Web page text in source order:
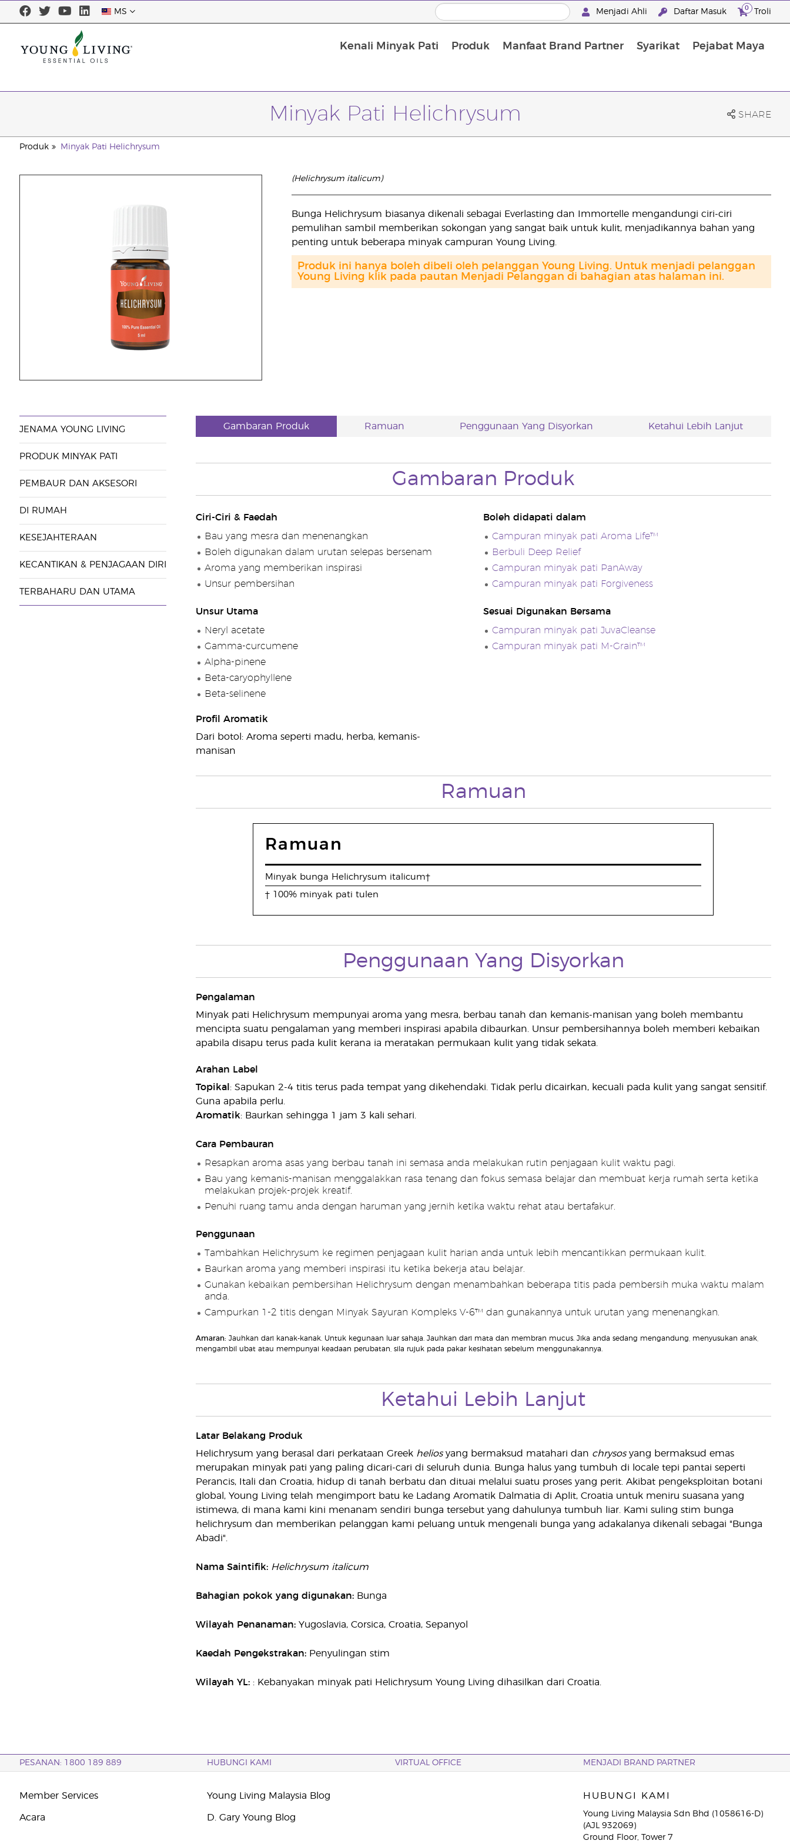
MS Menjadi Ahli Daftar Masuk 0 Troli
Kenali Minyak Pati Produk Manfaat Brand Partner Syarikat Pejabat Maya
Minyak Pati Helichrysum SHARE
Produk Minyak Pati Helichrysum
(Helichrysum italicum)
Bunga Helichrysum biasanya dikenali sebagai Everlasting dan Immortelle mengandungi ciri-ciri
pemulihan sambil memberikan sokongan yang sangat baik untuk kulit, menjadikannya bahan yang
penting untuk beberapa minyak campuran Young Living.
Produk ini hanya boleh dibeli oleh pelanggan Young Living. Untuk menjadi pelanggan
Young Living klik pada pautan Menjadi Pelanggan di bahagian atas halaman ini.
JENAMA YOUNG LIVING
PRODUK MINYAK PATI
PEMBAUR DAN AKSESORI
DI RUMAH
KESEJAHTERAAN
KECANTIKAN & PENJAGAAN DIRI
TERBAHARU DAN UTAMA
Gambaran Produk Ramuan Penggunaan Yang Disyorkan Ketahui Lebih Lanjut
Gambaran Produk
Ciri-Ciri & Faedah
Bau yang mesra dan menenangkan
Boleh digunakan dalam urutan selepas bersenam
Aroma yang memberikan inspirasi
Unsur pembersihan
Unsur Utama
Neryl acetate
Gamma-curcumene
Alpha-pinene
Beta-caryophyllene
Beta-selinene
Profil Aromatik
Dari botol: Aroma seperti madu, herba, kemanis-
manisan
Boleh didapati dalam
Campuran minyak pati Aroma Life™
Berbuli Deep Relief
Campuran minyak pati PanAway
Campuran minyak pati Forgiveness
Sesuai Digunakan Bersama
Campuran minyak pati JuvaCleanse
Campuran minyak pati M-Grain™
Ramuan
Ramuan
Minyak bunga Helichrysum italicum†
† 100% minyak pati tulen
Penggunaan Yang Disyorkan
Pengalaman
Minyak pati Helichrysum mempunyai aroma yang mesra, berbau tanah dan kemanis-manisan yang boleh membantu
mencipta suatu pengalaman yang memberi inspirasi apabila dibaurkan. Unsur pembersihannya boleh memberi kebaikan
apabila disapu terus pada kulit kerana ia meratakan permukaan kulit yang tidak sekata.
Arahan Label
Topikal : Sapukan 2-4 titis terus pada tempat yang dikehendaki. Tidak perlu dicairkan, kecuali pada kulit yang sangat sensitif.
Guna apabila perlu.
Aromatik: Baurkan sehingga 1 jam 3 kali sehari.
Cara Pembauran
Resapkan aroma asas yang berbau tanah ini semasa anda melakukan rutin penjagaan kulit waktu pagi.
Bau yang kemanis-manisan menggalakkan rasa tenang dan fokus semasa belajar dan membuat kerja rumah serta ketika
melakukan projek-projek kreatif.
Penuhi ruang tamu anda dengan haruman yang jernih ketika waktu rehat atau bertafakur.
Penggunaan
Tambahkan Helichrysum ke regimen penjagaan kulit harian anda untuk lebih mencantikkan permukaan kulit.
Baurkan aroma yang memberi inspirasi itu ketika bekerja atau belajar.
Gunakan kebaikan pembersihan Helichrysum dengan menambahkan beberapa titis pada pembersih muka waktu malam
anda.
Campurkan 1-2 titis dengan Minyak Sayuran Kompleks V-6™ dan gunakannya untuk urutan yang menenangkan.
Amaran: Jauhkan dari kanak-kanak. Untuk kegunaan luar sahaja. Jauhkan dari mata dan membran mucus. Jika anda sedang mengandung, menyusukan anak,
mengambil ubat atau mempunyai keadaan perubatan, sila rujuk pada pakar kesihatan sebelum menggunakannya.
Ketahui Lebih Lanjut
Latar Belakang Produk
Helichrysum yang berasal dari perkataan Greek heliosyang bermaksud matahari dan chrysosyang bermaksud emas
merupakan minyak pati yang paling dicari-cari di seluruh dunia. Bunga halus yang tumbuh di locale tepi pantai seperti
Perancis, Itali dan Croatia, hidup di tanah berbatu dan dituai melalui suatu proses yang perit. Akibat pengeksploitan botani
global, Young Living telah mengimport batu ke Ladang Aromatik Dalmatia di Aplit, Croatia untuk meniru suasana yang
istimewa, di mana kami kini menanam sendiri bunga tersebut yang dahulunya tumbuh liar. Kami suling stim bunga
helichrysum dan memberikan pelanggan kami peluang untuk mengenali bunga yang adakalanya dikenali sebagai "Bunga
Abadi".
Nama Saintifik: Helichrysum italicum
Bahagian pokok yang digunakan: Bunga
Wilayah Penanaman: Yugoslavia, Corsica, Croatia, Sepanyol
Kaedah Pengekstrakan: Penyulingan stim
Wilayah YL: : Kebanyakan minyak pati Helichrysum Young Living dihasilkan dari Croatia.
PESANAN: 1800 189 889 HUBUNGI KAMI VIRTUAL OFFICE MENJADI BRAND PARTNER
Member Services
Acara
Young Living Malaysia Blog
D. Gary Young Blog
HUBUNGI KAMI
Young Living Malaysia Sdn Bhd (1058616-D)
(AJL 932069)
Ground Floor, Tower 7